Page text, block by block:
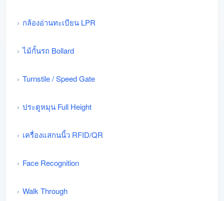
กล้องอ่านทะเบียน LPR
ไม้กั้นรถ Bollard
Turnstile / Speed Gate
ประตูหมุน Full Height
เครื่องแสกนนิ้ว RFID/QR
Face Recognition
Walk Through